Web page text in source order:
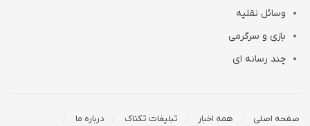
وسائل نقلیه
بازی و سرگرمی
چند رسانه ای
صفحه اصلی همه اخبار تبلیغات تکناک درباره ما